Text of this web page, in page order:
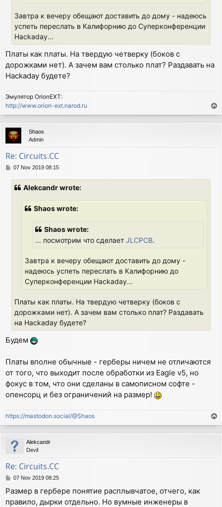
Завтра к вечеру обещают доставить до дому - надеюсь
успеть переслать в Калифорнию до Суперконференции
Hackaday...
Платы как платы. На твердую четверку (боков с
дорожками нет). А зачем вам столько плат? Раздавать на
Hackaday будете?
Эмулятор OrionEXT:
http://www.orion-ext.narod.ru
o
p
Shaos
Admin
Re: Circuits.CC
P07 Nov 2019 08:15
Alekcandr wrote:
Shaos wrote:
Shaos wrote:
... посмотрим что сделает JLCPCB.
Завтра к вечеру обещают доставить до дому -
надеюсь успеть переслать в Калифорнию до
Суперконференции Hackaday...
Платы как платы. На твердую четверку (боков с
дорожками нет). А зачем вам столько плат? Раздавать
на Hackaday будете?
Будем
Платы вполне обычные - герберы ничем не отличаются
от того, что выходит после обработки из Eagle v5, но
фокус в том, что они сделаны в самописном софте -
опенсорц и без ограничений на размер!
https://mastodon.social/@Shaos
o
p
Alekcandr
Devil
Re: Circuits.CC
P
s
t
07 Nov 2019 08:25
Размер в гербере понятие расплывчатое, отчего, как
правило, дырки отдельно. Но вумные инженеры в